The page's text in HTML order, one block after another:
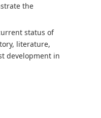
the
status of
literature,
development in